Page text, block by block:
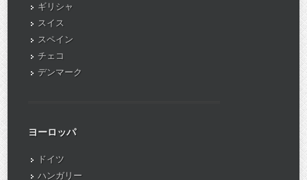
ギリシャ
スイス
スペイン
チェコ
デンマーク
ヨーロッパ
ドイツ
ハンガリー